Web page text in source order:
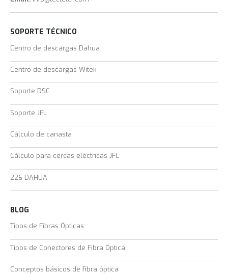
SOPORTE TÉCNICO
Centro de descargas Dahua
Centro de descargas Witek
Soporte DSC
Soporte JFL
Cálculo de canasta
Cálculo para cercas eléctricas JFL
226-DAHUA
BLOG
Tipos de Fibras Ópticas
Tipos de Conectores de Fibra Óptica
Conceptos básicos de fibra óptica